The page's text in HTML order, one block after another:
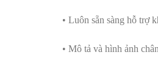
• Luôn sẵn sàng hỗ trợ
• Mô tả và hình ảnh